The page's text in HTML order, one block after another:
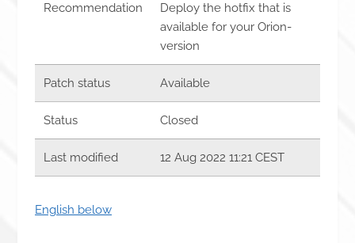
Recommendation
Deploy the hotfix that is
available for your Orion-
version
Patch status Available
Status Closed
Last modified 12 Aug 2022 11:21 CEST
English below